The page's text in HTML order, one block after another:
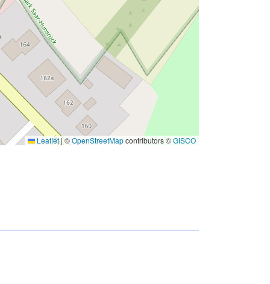
Leaflet |©OpenStreetMapcontributors ©GISCO